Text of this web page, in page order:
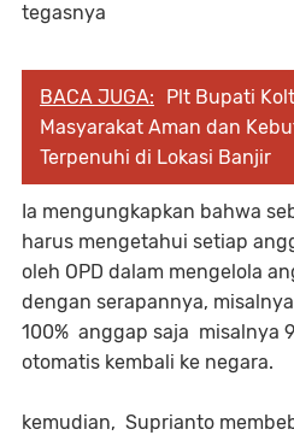
tegasnya
BACA JUGA:
Plt Bupati
Masyarakat Aman dan
Terpenuhi di Lokasi Banjir
Ia mengungkapkan bahwa
harus mengetahui setiap
oleh OPD dalam mengelola
dengan serapannya,
100% anggap saja misalnya
otomatis kembali ke negara.
kemudian, Suprianto